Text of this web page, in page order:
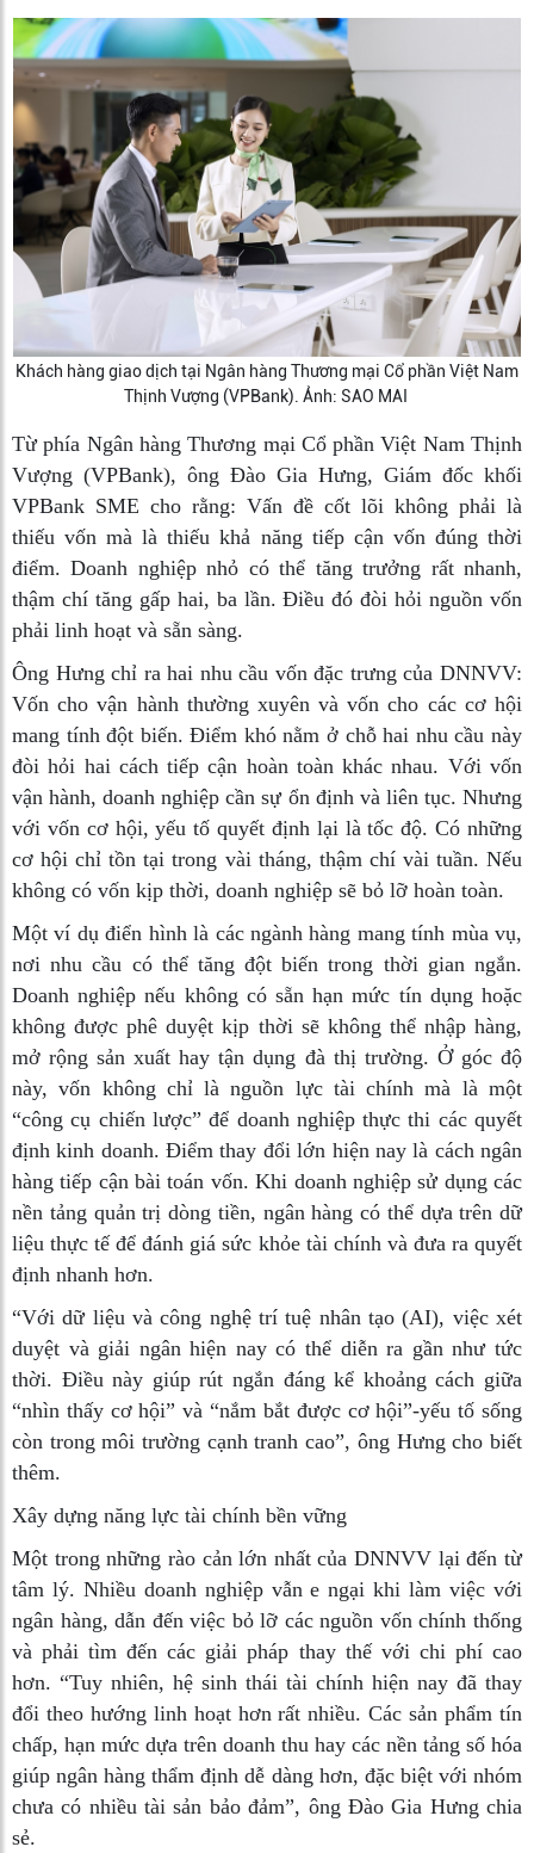
Khách hàng giao dịch tại Ngân hàng Thương mại Cổ phần Việt Nam
Thịnh Vượng (VPBank). Ảnh: SAO MAI
Từ phía Ngân hàng Thương mại Cổ phần Việt Nam Thịnh
Vượng (VPBank), ông Đào Gia Hưng, Giám đốc khối
VPBank SME cho rằng: Vấn đề cốt lõi không phải là
thiếu vốn mà là thiếu khả năng tiếp cận vốn đúng thời
điểm. Doanh nghiệp nhỏ có thể tăng trưởng rất nhanh,
thậm chí tăng gấp hai, ba lần. Điều đó đòi hỏi nguồn vốn
phải linh hoạt và sẵn sàng.
Ông Hưng chỉ ra hai nhu cầu vốn đặc trưng của DNNVV:
Vốn cho vận hành thường xuyên và vốn cho các cơ hội
mang tính đột biến. Điểm khó nằm ở chỗ hai nhu cầu này
đòi hỏi hai cách tiếp cận hoàn toàn khác nhau. Với vốn
vận hành, doanh nghiệp cần sự ổn định và liên tục. Nhưng
với vốn cơ hội, yếu tố quyết định lại là tốc độ. Có những
cơ hội chỉ tồn tại trong vài tháng, thậm chí vài tuần. Nếu
không có vốn kịp thời, doanh nghiệp sẽ bỏ lỡ hoàn toàn.
Một ví dụ điển hình là các ngành hàng mang tính mùa vụ,
nơi nhu cầu có thể tăng đột biến trong thời gian ngắn.
Doanh nghiệp nếu không có sẵn hạn mức tín dụng hoặc
không được phê duyệt kịp thời sẽ không thể nhập hàng,
mở rộng sản xuất hay tận dụng đà thị trường. Ở góc độ
này, vốn không chỉ là nguồn lực tài chính mà là một
“công cụ chiến lược” để doanh nghiệp thực thi các quyết
định kinh doanh. Điểm thay đổi lớn hiện nay là cách ngân
hàng tiếp cận bài toán vốn. Khi doanh nghiệp sử dụng các
nền tảng quản trị dòng tiền, ngân hàng có thể dựa trên dữ
liệu thực tế để đánh giá sức khỏe tài chính và đưa ra quyết
định nhanh hơn.
“Với dữ liệu và công nghệ trí tuệ nhân tạo (AI), việc xét
duyệt và giải ngân hiện nay có thể diễn ra gần như tức
thời. Điều này giúp rút ngắn đáng kể khoảng cách giữa
“nhìn thấy cơ hội” và “nắm bắt được cơ hội”-yếu tố sống
còn trong môi trường cạnh tranh cao”, ông Hưng cho biết
thêm.
Xây dựng năng lực tài chính bền vững
Một trong những rào cản lớn nhất của DNNVV lại đến từ
tâm lý. Nhiều doanh nghiệp vẫn e ngại khi làm việc với
ngân hàng, dẫn đến việc bỏ lỡ các nguồn vốn chính thống
và phải tìm đến các giải pháp thay thế với chi phí cao
hơn. “Tuy nhiên, hệ sinh thái tài chính hiện nay đã thay
đổi theo hướng linh hoạt hơn rất nhiều. Các sản phẩm tín
chấp, hạn mức dựa trên doanh thu hay các nền tảng số hóa
giúp ngân hàng thẩm định dễ dàng hơn, đặc biệt với nhóm
chưa có nhiều tài sản bảo đảm”, ông Đào Gia Hưng chia
sẻ.